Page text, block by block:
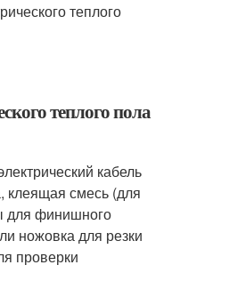
теплого
теплого пола
кабель
клеящая смесь (для
для финишного
ножовка для резки
проверки